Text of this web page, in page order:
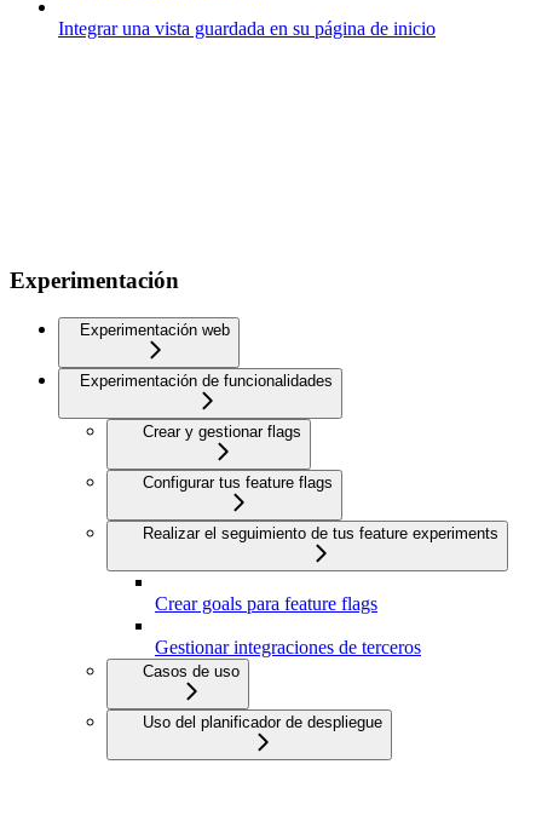
Integrar una vista guardada en su página de inicio
Experimentación
Experimentación web
Experimentación de funcionalidades
Crear y gestionar flags
Configurar tus feature flags
Realizar el seguimiento de tus feature experiments
Crear goals para feature flags
Gestionar integraciones de terceros
Casos de uso
Uso del planificador de despliegue